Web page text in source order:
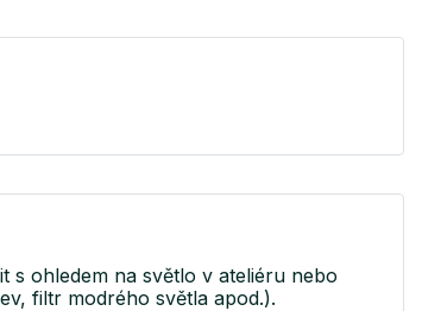
ohledem na světlo v ateliéru nebo
filtr modrého světla apod.).